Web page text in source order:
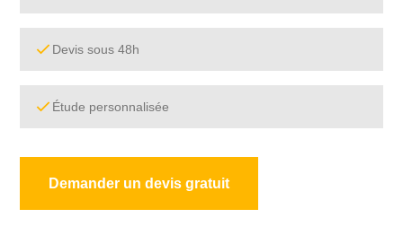
Devis sous 48h
Étude personnalisée
Demander un devis gratuit